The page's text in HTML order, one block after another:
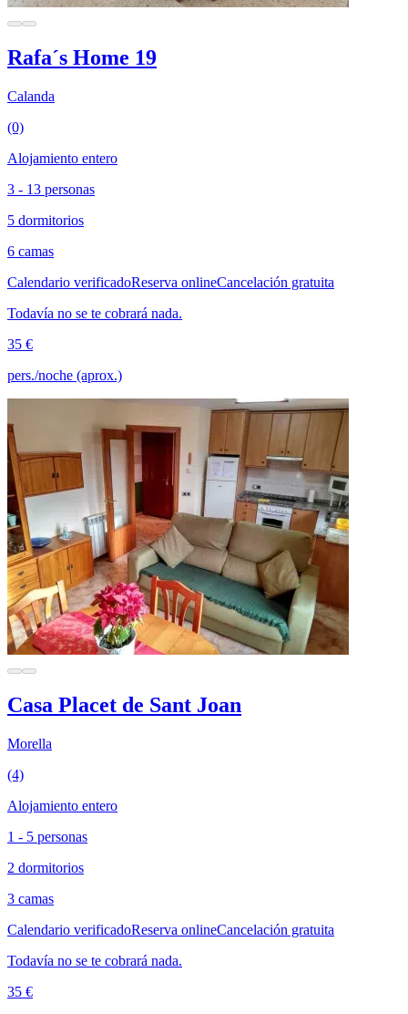
Rafa´s Home 19
Calanda
(0)
Alojamiento entero
3 - 13 personas
5 dormitorios
6 camas
Calendario verificadoReserva onlineCancelación gratuita
Todavía no se te cobrará nada.
35 €
pers./noche (aprox.)
Casa Placet de Sant Joan
Morella
(4)
Alojamiento entero
1 - 5 personas
2 dormitorios
3 camas
Calendario verificadoReserva onlineCancelación gratuita
Todavía no se te cobrará nada.
35 €